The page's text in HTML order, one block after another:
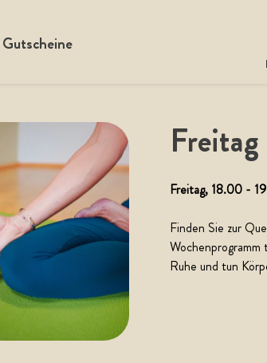
Gutscheine
Freitag
Freitag, 18.00 -
Finden Sie zur
Ruhe und tun